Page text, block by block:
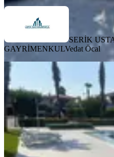
SERİK
GAYRİMENKULVedat Öcal
MANZARALI
Ender
Kiralık Villa
Serik, Kadriye
4+1·270 m²·
95.000 ₺